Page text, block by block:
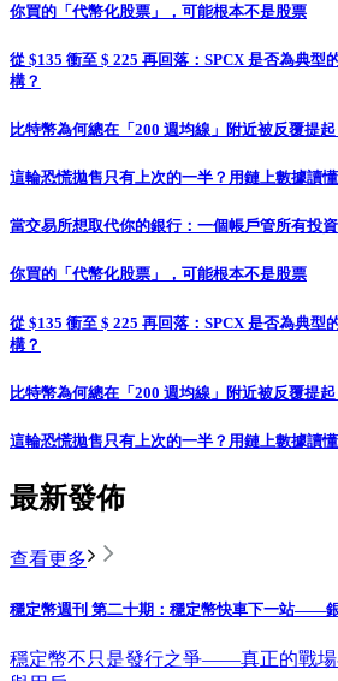
你買的「代幣化股票」，可能根本不是股票
從 $135 衝至 $ 225 再回落：SPCX 是否為典型
構？
比特幣為何總在「200 週均線」附近被反覆提
這輪恐慌拋售只有上次的一半？用鏈上數據讀
當交易所想取代你的銀行：一個帳戶管所有投
你買的「代幣化股票」，可能根本不是股票
從 $135 衝至 $ 225 再回落：SPCX 是否為典型
構？
比特幣為何總在「200 週均線」附近被反覆提
這輪恐慌拋售只有上次的一半？用鏈上數據讀
最新發佈
查看更多
穩定幣週刊 第二十期：穩定幣快車下一站——
穩定幣不只是發行之爭——真正的戰場